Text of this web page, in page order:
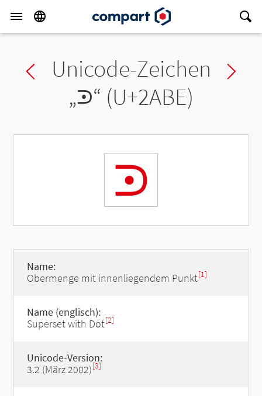
Previous char
Unicode-Zeichen
„⪾“ (U+2ABE)
⪾
Name:
Obermenge mit innenliegendem Punkt[1]
Name (englisch):
Superset with Dot[2]
Unicode-Version:
3.2 (März 2002)[3]